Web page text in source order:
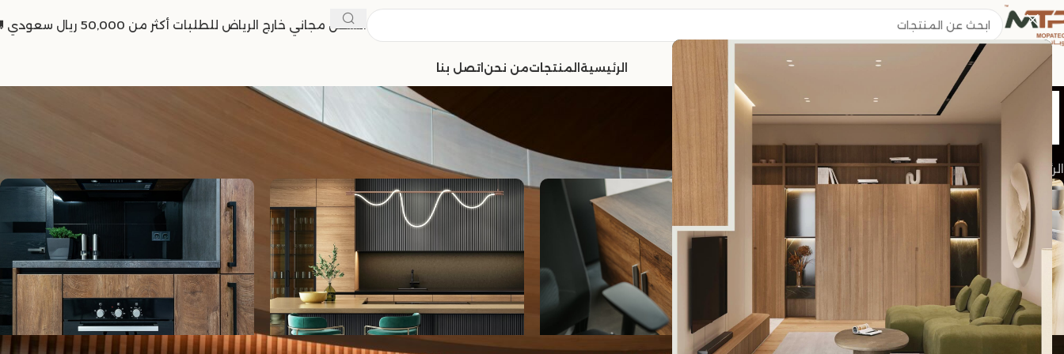
الشحن مجاني خارج الرياض للطلبات أكثر من 50,000 ريال سعودي 🚚
الرئيسية المنتجاتمن نحن اتصل بنا
الخشب
الرئيسية Archive by Category "الخشب"